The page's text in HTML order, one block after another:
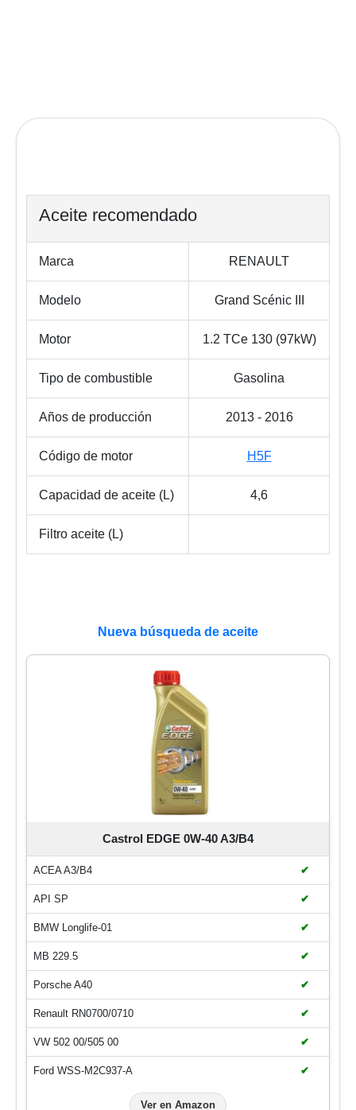
Aceite recomendado
Marca RENAULT
Modelo Grand Scénic III
Motor 1.2 TCe 130 (97kW)
Tipo de combustible Gasolina
Años de producción 2013 - 2016
Código de motor H5F
Capacidad de aceite (L) 4,6
Filtro aceite (L)
Nueva búsqueda de aceite
Castrol EDGE 0W-40 A3/B4
ACEA A3/B4 ✔
API SP ✔
BMW Longlife-01 ✔
MB 229.5 ✔
Porsche A40 ✔
Renault RN0700/0710 ✔
VW 502 00/505 00 ✔
Ford WSS-M2C937-A ✔
Ver en Amazon